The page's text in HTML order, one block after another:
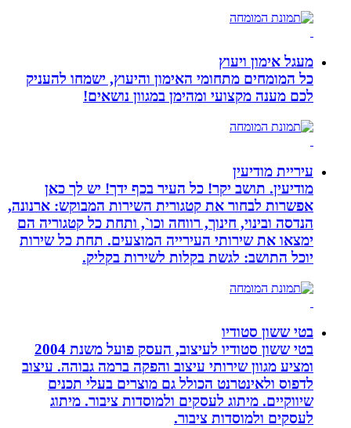
מעגל אימון ויעוץ
כל המומחים מתחומי האימון והיעוץ, ישמחו להעניק
לכם מענה מקצועי ומהימן במגוון נושאים!
עיריית מודיעין
מודיעין. תושב יקר! כל העיר בכף ידך! יש לך כאן
אפשרות לבחור את קטגורית השירות המבוקש: ארנונה,
הנדסה ובינוי, חינוך, רווחה וכו`, ותחת כל קטגוריה הם
ימצאו את שירותי העירייה המוצעים. תחת כל שירות
יוכל התושב: לגשת בקלות לשירות בקליק.
בטי ששון סטודיו
בטי ששון סטודיו לעיצוב, העסק פועל משנת 2004
ומציע מגוון שירותי עיצוב והפקה ברמה גבוהה. עיצוב
לדפוס ולאינטרנט הכולל גם מוצרים בעלי תכנים
שיווקיים. מיתוג לעסקים ולמוסדות ציבור. מיתוג
לעסקים ולמוסדות ציבור.